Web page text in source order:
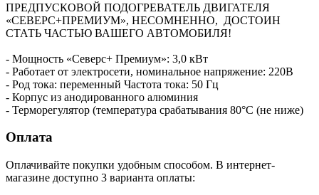
ПРЕДПУСКОВОЙ ПОДОГРЕВАТЕЛЬ ДВИГАТЕЛЯ
«СЕВЕРС+ПРЕМИУМ», НЕСОМНЕННО, ДОСТОИН
СТАТЬ ЧАСТЬЮ ВАШЕГО АВТОМОБИЛЯ!
- Мощность «Северс+ Премиум»: 3,0 кВт
- Работает от электросети, номинальное напряжение: 220В
- Род тока: переменный Частота тока: 50 Гц
- Корпус из анодированного алюминия
- Терморегулятор (температура срабатывания 80°С (не ниже)
Оплата
Оплачивайте покупки удобным способом. В интернет-
магазине доступно 3 варианта оплаты: